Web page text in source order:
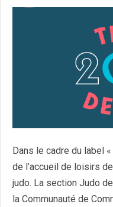
Dans le cadre du label
de l’accueil de loisirs
judo. La section Judo
la Communauté de